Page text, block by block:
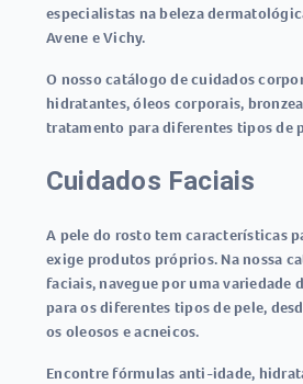
especialistas na beleza
Avene e Vichy.
O nosso catálogo de cuidados
hidratantes, óleos corporais,
tratamento para diferentes tipos de
Cuidados Faciais
A pele do rosto tem características
exige produtos próprios. Na nossa
faciais, navegue por uma variedade
para os diferentes tipos de pele,
os oleosos e acneicos.
Encontre fórmulas anti-idade,